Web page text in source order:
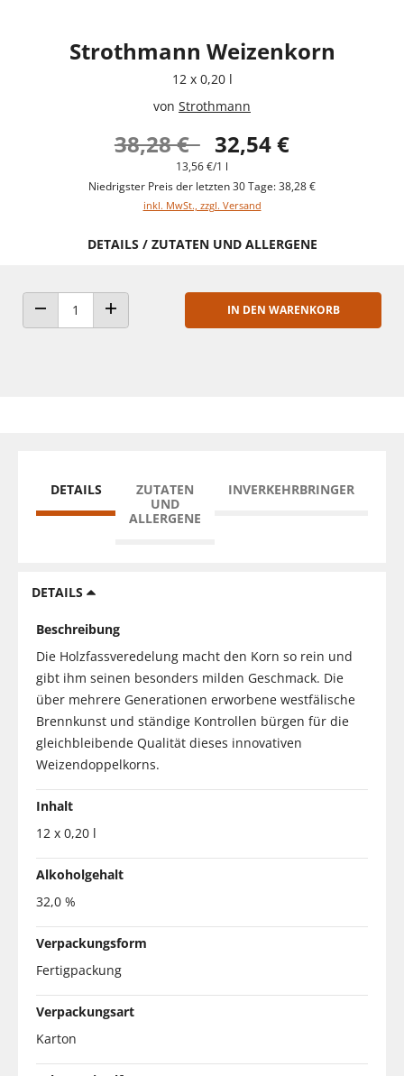
Strothmann Weizenkorn
12 x 0,20 l
von Strothmann
38,28 € 32,54 €
13,56 €/1 l
Niedrigster Preis der letzten 30 Tage: 38,28 €
inkl. MwSt., zzgl. Versand
DETAILS / ZUTATEN UND ALLERGENE
ANZAHL VERRINGERNANZAHL ERHÖHEN
IN DEN WARENKORB
DETAILS
ZUTATEN
UND
ALLERGENE
INVERKEHRBRINGER
DETAILS
Beschreibung
Die Holzfassveredelung macht den Korn so rein und
gibt ihm seinen besonders milden Geschmack. Die
über mehrere Generationen erworbene westfälische
Brennkunst und ständige Kontrollen bürgen für die
gleichbleibende Qualität dieses innovativen
Weizendoppelkorns.
Inhalt
12 x 0,20 l
Alkoholgehalt
32,0 %
Verpackungsform
Fertigpackung
Verpackungsart
Karton